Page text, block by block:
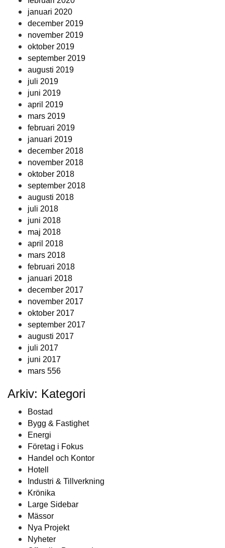
januari 2020
december 2019
november 2019
oktober 2019
september 2019
augusti 2019
juli 2019
juni 2019
april 2019
mars 2019
februari 2019
januari 2019
december 2018
november 2018
oktober 2018
september 2018
augusti 2018
juli 2018
juni 2018
maj 2018
april 2018
mars 2018
februari 2018
januari 2018
december 2017
november 2017
oktober 2017
september 2017
augusti 2017
juli 2017
juni 2017
mars 556
Arkiv: Kategori
Bostad
Bygg & Fastighet
Energi
Företag i Fokus
Handel och Kontor
Hotell
Industri & Tillverkning
Krönika
Large Sidebar
Mässor
Nya Projekt
Nyheter